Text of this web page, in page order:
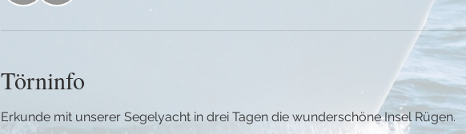
Törninfo
Erkunde mit unserer Segelyacht in drei Tagen die wunderschöne Insel Rügen.